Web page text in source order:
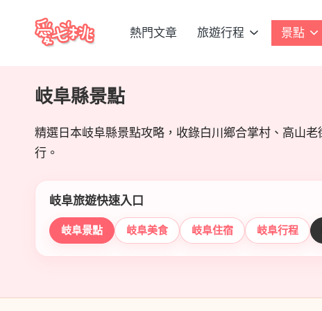
七
桃
玩
日
本
熱門文章 旅遊行程 景點
岐阜縣景點
精選日本岐阜縣景點攻略，收錄白川鄉合掌村、高山
行。
岐阜旅遊快速入口
岐阜景點 岐阜美食 岐阜住宿 岐阜行程